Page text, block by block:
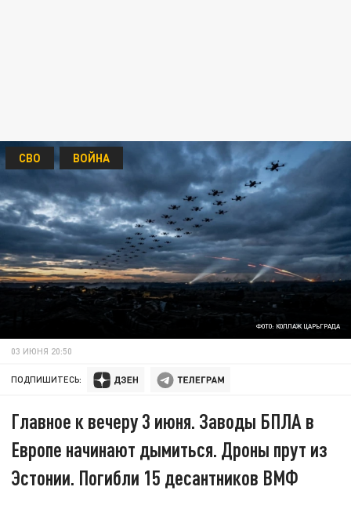
ФОТО: КОЛЛАЖ ЦАРЬГРАДА
СВО ВОЙНА
03 ИЮНЯ 20:50
ПОДПИШИТЕСЬ:
Главное к вечеру 3 июня. Заводы БПЛА в
Европе начинают дымиться. Дроны прут из
Эстонии. Погибли 15 десантников ВМФ